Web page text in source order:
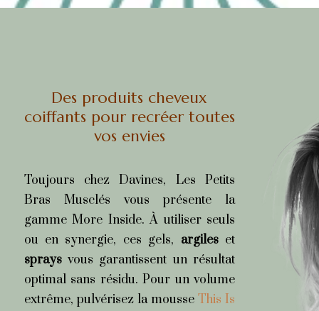
Des produits cheveux
coiffants pour recréer toutes
vos envies
Toujours chez Davines, Les Petits
Bras Musclés vous présente la
gamme More Inside. À utiliser seuls
ou en synergie, ces gels, argileset
spraysvous garantissent un résultat
optimal sans résidu. Pour un volume
extrême, pulvérisez la mousseThis Is